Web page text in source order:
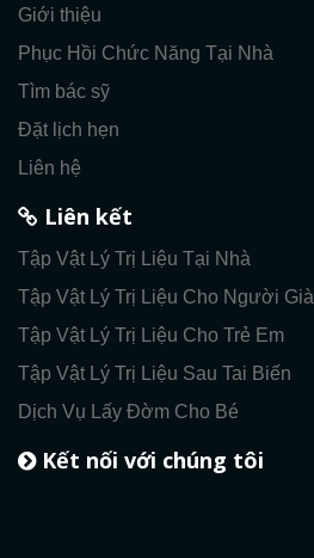
Giới thiệu
Phục Hồi Chức Năng Tại Nhà
Tìm bác sỹ
Đặt lịch hẹn
Liên hệ
Liên kết
Tập Vật Lý Trị Liệu Tại Nhà
Tập Vật Lý Trị Liệu Cho Người Già
Tập Vật Lý Trị Liệu Cho Trẻ Em
Tập Vật Lý Trị Liệu Sau Tai Biến
Dịch Vụ Lấy Đờm Cho Bé
Kết nối với chúng tôi